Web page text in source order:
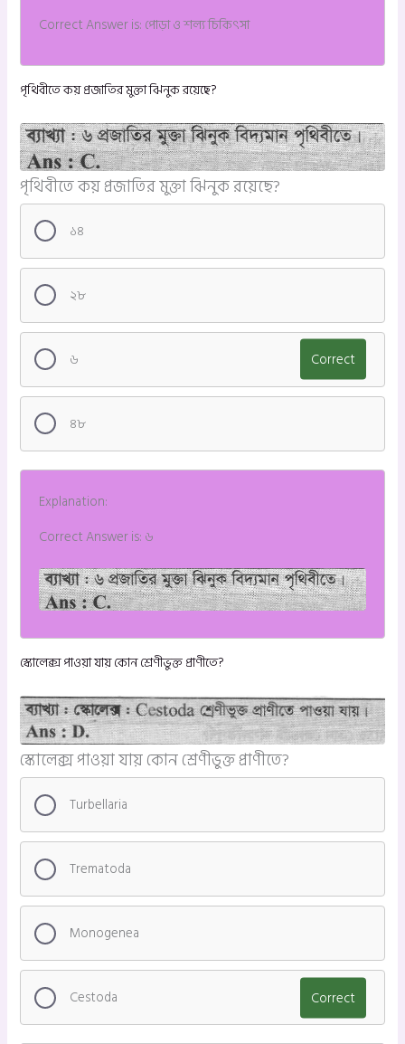
Correct Answer is: পোড়া ও শল্য চিকিৎসা
পৃথিবীতে কয় প্রজাতির মুক্তা ঝিনুক রয়েছে?
পৃথিবীতে কয় প্রজাতির মুক্তা ঝিনুক রয়েছে?
১৪
২৮
৬ Correct
৪৮
Explanation:
Correct Answer is: ৬
স্কোলেক্স পাওয়া যায় কোন শ্রেণীভুক্ত প্রাণীতে?
স্কোলেক্স পাওয়া যায় কোন শ্রেণীভুক্ত প্রাণীতে?
Turbellaria
Trematoda
Monogenea
Cestoda Correct